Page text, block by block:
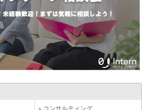
コンサルティング